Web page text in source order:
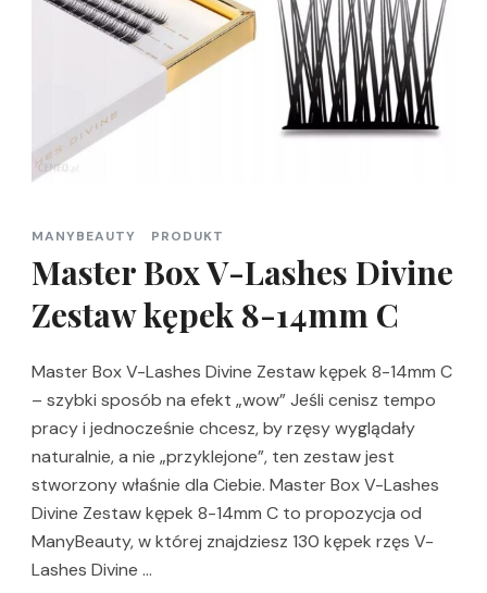
MANYBEAUTY PRODUKT
Master Box V-Lashes Divine
Zestaw kępek 8-14mm C
Master Box V-Lashes Divine Zestaw kępek 8-14mm C
– szybki sposób na efekt „wow” Jeśli cenisz tempo
pracy i jednocześnie chcesz, by rzęsy wyglądały
naturalnie, a nie „przyklejone”, ten zestaw jest
stworzony właśnie dla Ciebie. Master Box V-Lashes
Divine Zestaw kępek 8-14mm C to propozycja od
ManyBeauty, w której znajdziesz 130 kępek rzęs V-
Lashes Divine …